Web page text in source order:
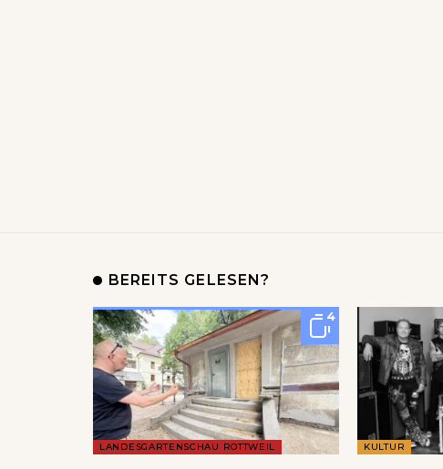
BEREITS GELESEN?
4
LANDESGARTENSCHAU ROTTWEIL KULTUR